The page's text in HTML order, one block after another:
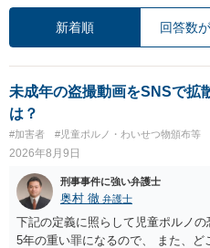
新着順 回答数
未成年の盗撮動画をSNSで拡
は？
#加害者 #児童ポルノ・わいせつ物頒布等
2026年8月9日
刑事事件に強い弁護士
奥村 徹 弁護士
下記の定義に照らして児童ポルノ
5年の重い罪になるので、 また、